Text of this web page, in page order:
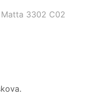
Matta 3302 C02